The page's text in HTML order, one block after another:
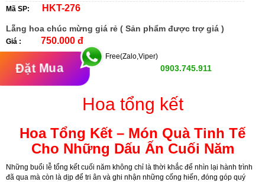
Mã SP: HKT-276
Lẵng hoa chúc mừng giá rẻ ( Sản phẩm được trợ giá )
Giá : 750.000 đ
Đặt Mua
Free(Zalo,Viper)
0903.745.911
Hoa tổng kết
Hoa Tổng Kết – Món Quà Tinh Tế
Cho Những Dấu Ấn Cuối Năm
Những buổi lễ tổng kết cuối năm không chỉ là thời khắc để nhìn lại hành trình
đã qua mà còn là dịp để tri ân và ghi nhận những cống hiến, đóng góp quý